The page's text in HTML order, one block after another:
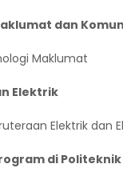
dan
Maklumat
Elektrik
Elektrik dan
di